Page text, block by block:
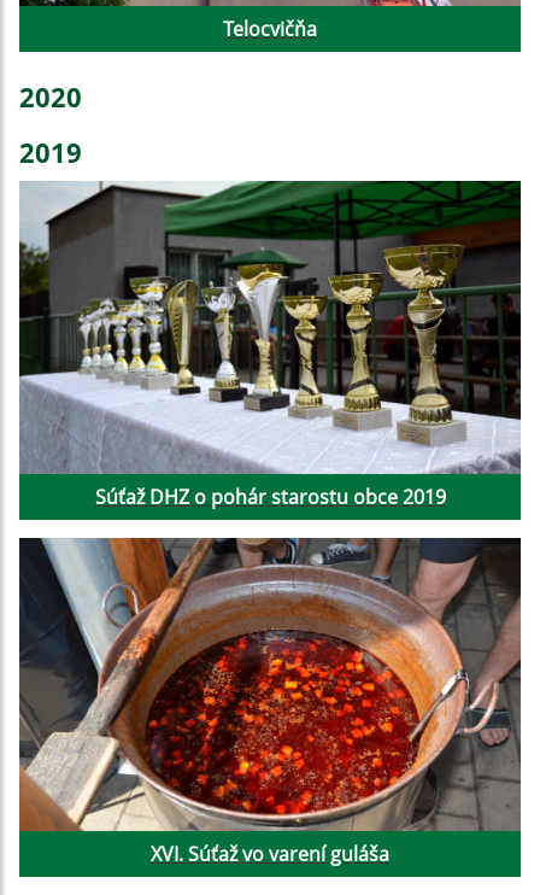
Telocvičňa
2020
2019
Súťaž DHZ o pohár starostu obce 2019
XVI. Súťaž vo varení guláša